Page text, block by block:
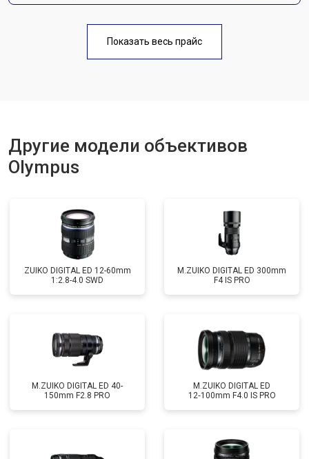
Показать весь прайс
Другие модели объективов
Olympus
ZUIKO DIGITAL ED 12-60mm
1:2.8-4.0 SWD
M.ZUIKO DIGITAL ED 300mm
F4 IS PRO
M.ZUIKO DIGITAL ED 40-
150mm F2.8 PRO
M.ZUIKO DIGITAL ED
12‑100mm F4.0 IS PRO